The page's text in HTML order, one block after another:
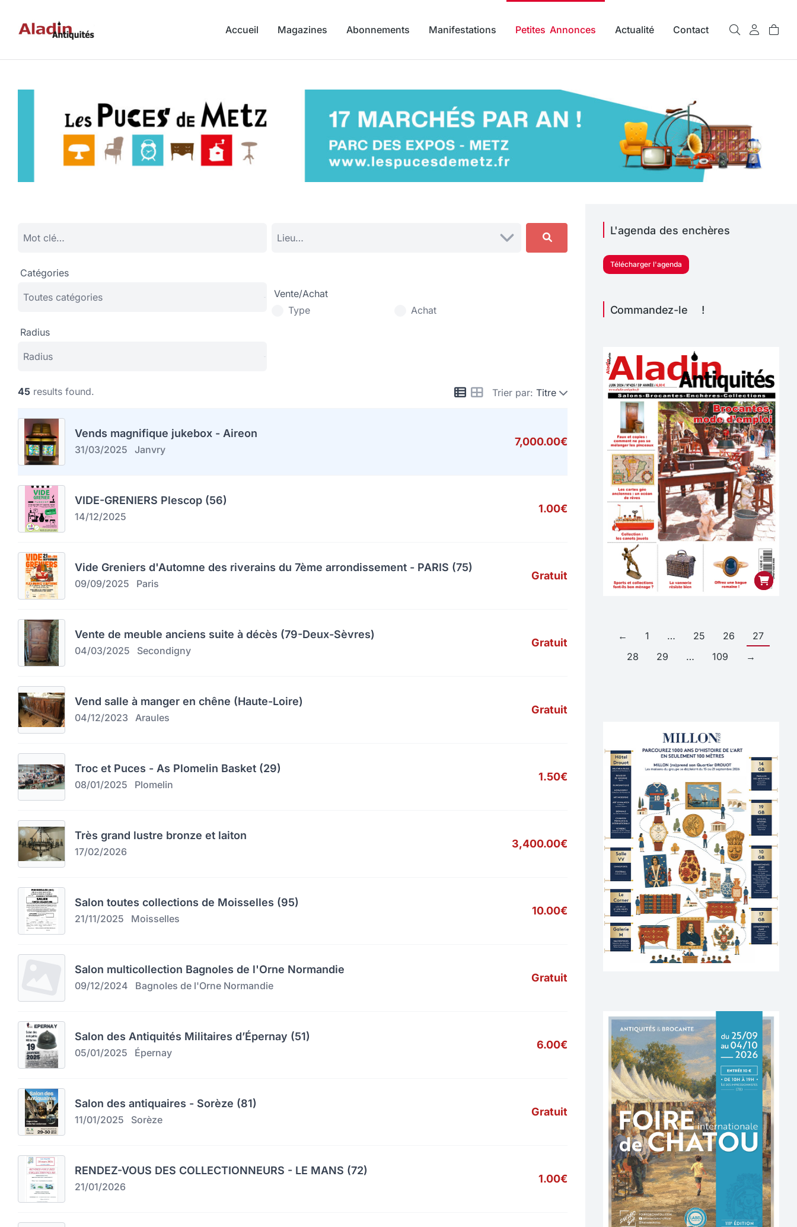
Accueil Magazines Abonnements Manifestations Petites Annonces Actualité Contact
Catégories
Vente/Achat
Type
Achat
Radius
Trier par: Titre
45 results found.
Vends magnifique jukebox - Aireon
31/03/2025 Janvry
7,000.00€
VIDE-GRENIERS Plescop (56)
14/12/2025
1.00€
Vide Greniers d'Automne des riverains du 7ème arrondissement - PARIS (75)
09/09/2025 Paris
Gratuit
Vente de meuble anciens suite à décès (79-Deux-Sèvres)
04/03/2025 Secondigny
Gratuit
Vend salle à manger en chêne (Haute-Loire)
04/12/2023 Araules
Gratuit
Troc et Puces - As Plomelin Basket (29)
08/01/2025 Plomelin
1.50€
Très grand lustre bronze et laiton
17/02/2026
3,400.00€
Salon toutes collections de Moisselles (95)
21/11/2025 Moisselles
10.00€
Salon multicollection Bagnoles de l'Orne Normandie
09/12/2024 Bagnoles de l'Orne Normandie
Gratuit
Salon des Antiquités Militaires d’Épernay (51)
05/01/2025 Épernay
6.00€
Salon des antiquaires - Sorèze (81)
11/01/2025 Sorèze
Gratuit
RENDEZ-VOUS DES COLLECTIONNEURS - LE MANS (72)
21/01/2026
1.00€
L'agenda des enchères
Télécharger l'agenda
Commandez-le !
← 1 … 25 26
27
28
29 … 109 →